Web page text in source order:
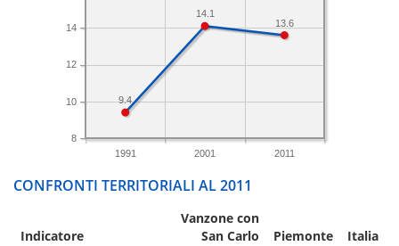
1991 2001 2011
8
10
12
14 13.6
14.1
9.4
CONFRONTI TERRITORIALI AL 2011
Indicatore
Vanzone con
San Carlo
Piemonte Italia